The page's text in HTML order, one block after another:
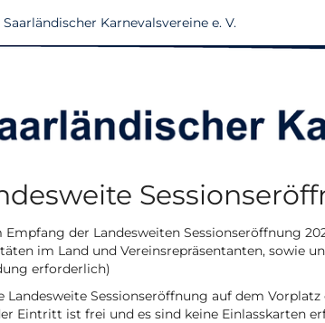
Karnevalsvereine e. V.
der Landesweiten Sessionseröffnung
im Land und Vereinsrepräsentanten, sowie
erforderlich)
Landesweite Sessionseröffnung auf dem
Eintritt ist frei und es sind keine Einlasskarten